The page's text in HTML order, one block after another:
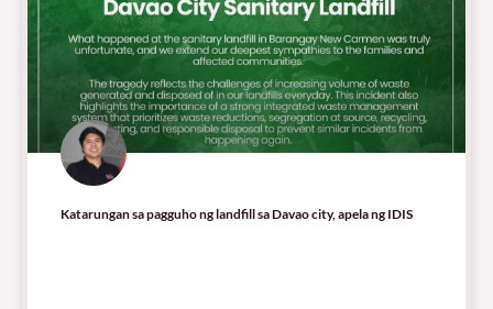
Katarungan sa pagguho ng landfill sa Davao city, apela ng IDIS